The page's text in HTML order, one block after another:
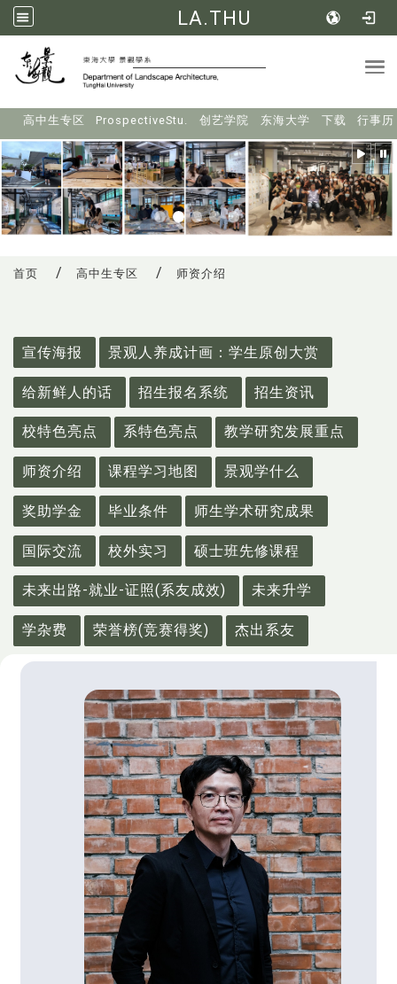
LA.THU
高中生专区 ProspectiveStu. 创艺学院 东海大学 下载 行事历
首页 高中生专区 师资介绍
宣传海报
景观人养成计画：学生原创大赏
给新鲜人的话 招生报名系统 招生资讯
校特色亮点 系特色亮点 教学研究发展重点
师资介绍 课程学习地图 景观学什么
奖助学金 毕业条件 师生学术研究成果
国际交流 校外实习 硕士班先修课程
未来出路-就业-证照(系友成效) 未来升学
学杂费 荣誉榜(竞赛得奖) 杰出系友